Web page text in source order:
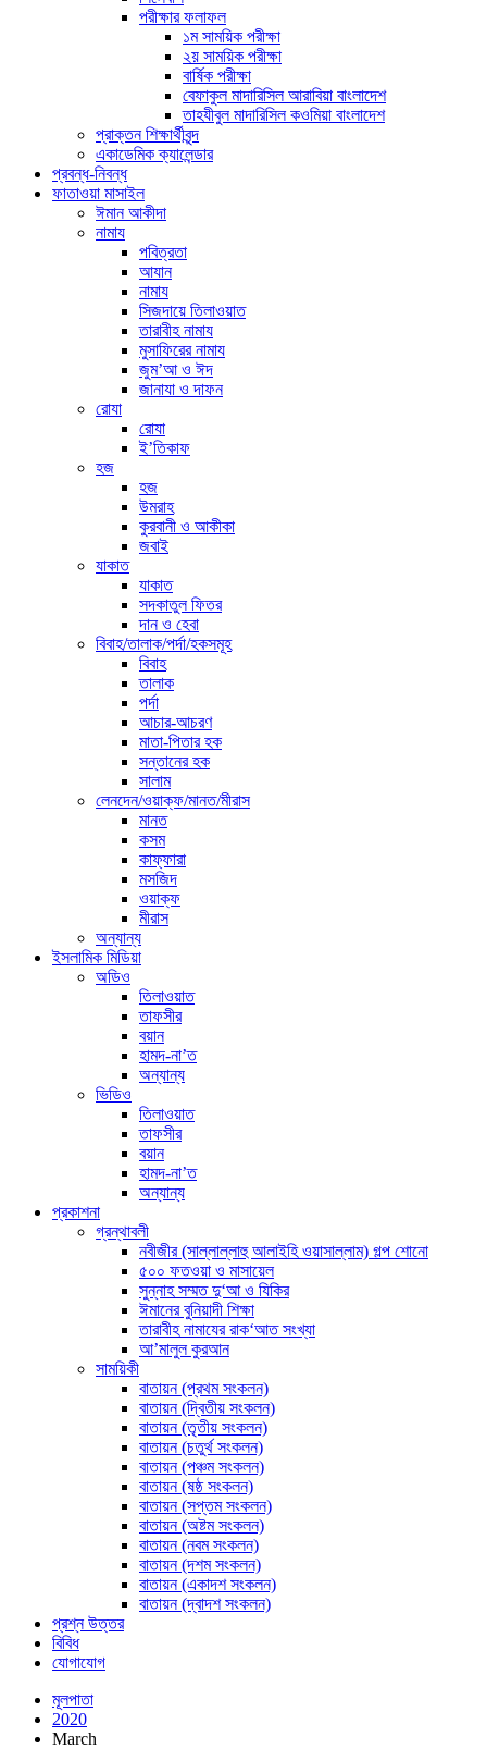
পরীক্ষার ফলাফল
১ম সাময়িক পরীক্ষা
২য় সাময়িক পরীক্ষা
বার্ষিক পরীক্ষা
বেফাকুল মাদারিসিল আরাবিয়া বাংলাদেশ
তাহযীবুল মাদারিসিল কওমিয়া বাংলাদেশ
প্রাক্তন শিক্ষার্থীবৃন্দ
একাডেমিক ক্যালেন্ডার
প্রবন্ধ-নিবন্ধ
ফাতাওয়া মাসাইল
ঈমান আকীদা
নামায
পবিত্রতা
আযান
নামায
সিজদায়ে তিলাওয়াত
তারাবীহ নামায
মুসাফিরের নামায
জুম’আ ও ঈদ
জানাযা ও দাফন
রোযা
রোযা
ই’তিকাফ
হজ
হজ
উমরাহ
কুরবানী ও আকীকা
জবাই
যাকাত
যাকাত
সদকাতুল ফিতর
দান ও হেবা
বিবাহ/তালাক/পর্দা/হকসমূহ
বিবাহ
তালাক
পর্দা
আচার-আচরণ
মাতা-পিতার হক
সন্তানের হক
সালাম
লেনদেন/ওয়াক্ফ/মানত/মীরাস
মানত
কসম
কাফ্ফারা
মসজিদ
ওয়াক্ফ
মীরাস
অন্যান্য
ইসলামিক মিডিয়া
অডিও
তিলাওয়াত
তাফসীর
বয়ান
হামদ-না’ত
অন্যান্য
ভিডিও
তিলাওয়াত
তাফসীর
বয়ান
হামদ-না’ত
অন্যান্য
প্রকাশনা
গ্রন্থাবলী
নবীজীর (সাল্লাল্লাহু আলাইহি ওয়াসাল্লাম) গল্প শোনো
৫০০ ফতওয়া ও মাসায়েল
সুন্নাহ সম্মত দু‘আ ও যিকির
ঈমানের বুনিয়াদী শিক্ষা
তারাবীহ নামাযের রাক‘আত সংখ্যা
আ’মালুল কুরআন
সাময়িকী
বাতায়ন (প্রথম সংকলন)
বাতায়ন (দ্বিতীয় সংকলন)
বাতায়ন (তৃতীয় সংকলন)
বাতায়ন (চতুর্থ সংকলন)
বাতায়ন (পঞ্চম সংকলন)
বাতায়ন (ষষ্ঠ সংকলন)
বাতায়ন (সপ্তম সংকলন)
বাতায়ন (অষ্টম সংকলন)
বাতায়ন (নবম সংকলন)
বাতায়ন (দশম সংকলন)
বাতায়ন (একাদশ সংকলন)
বাতায়ন (দ্বাদশ সংকলন)
প্রশ্ন উত্তর
বিবিধ
যোগাযোগ
মূলপাতা
2020
March